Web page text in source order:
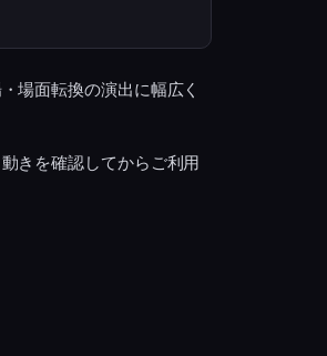
場面転換の演出に幅広く
きを確認してからご利用